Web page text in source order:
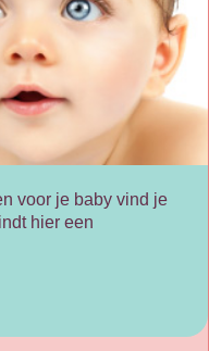
voor je baby vind je
hier een